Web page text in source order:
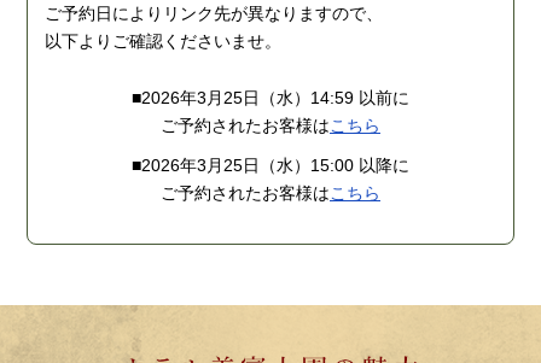
ご予約日によりリンク先が異なりますので、
以下よりご確認くださいませ。
■2026年3月25日（水）14:59 以前に
ご予約されたお客様はこちら
■2026年3月25日（水）15:00 以降に
ご予約されたお客様はこちら